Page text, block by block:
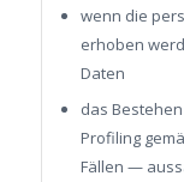
wenn die
erhoben
Daten
das
Profiling
Fällen —